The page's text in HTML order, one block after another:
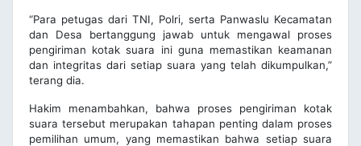
“Para petugas dari TNI, Polri, serta Panwaslu Kecamatan
dan Desa bertanggung jawab untuk mengawal proses
pengiriman kotak suara ini guna memastikan keamanan
dan integritas dari setiap suara yang telah dikumpulkan,”
terang dia.
Hakim menambahkan, bahwa proses pengiriman kotak
suara tersebut merupakan tahapan penting dalam proses
pemilihan umum, yang memastikan bahwa setiap suara